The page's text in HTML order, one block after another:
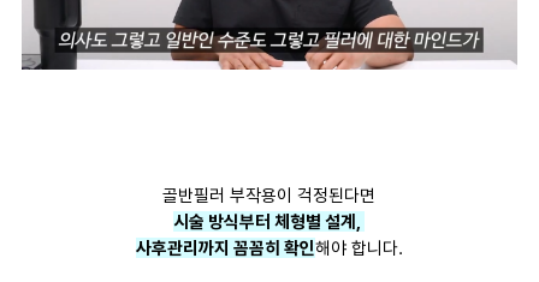
골반필러 부작용이 걱정된다면
시술 방식부터 체형별 설계,
사후관리까지 꼼꼼히 확인해야 합니다.